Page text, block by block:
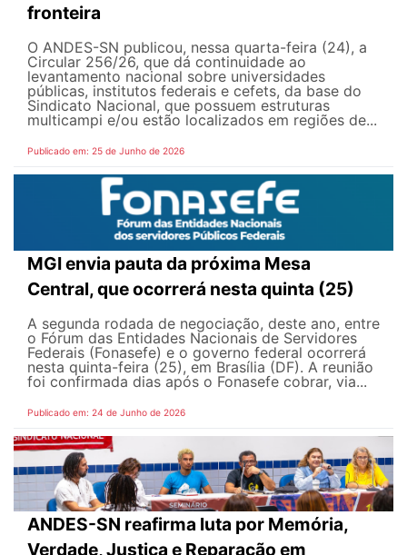
fronteira
O ANDES-SN publicou, nessa quarta-feira (24), a
Circular 256/26, que dá continuidade ao
levantamento nacional sobre universidades
públicas, institutos federais e cefets, da base do
Sindicato Nacional, que possuem estruturas
multicampi e/ou estão localizados em regiões de...
Publicado em: 25 de Junho de 2026
MGI envia pauta da próxima Mesa
Central, que ocorrerá nesta quinta (25)
A segunda rodada de negociação, deste ano, entre
o Fórum das Entidades Nacionais de Servidores
Federais (Fonasefe) e o governo federal ocorrerá
nesta quinta-feira (25), em Brasília (DF). A reunião
foi confirmada dias após o Fonasefe cobrar, via...
Publicado em: 24 de Junho de 2026
ANDES-SN reafirma luta por Memória,
Verdade, Justiça e Reparação em